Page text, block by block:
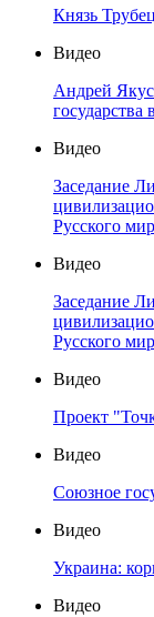
Князь
Видео
Андрей
Видео
Заседание
Русского
Видео
Заседание
Русского
Видео
Проект
Видео
Союзное
Видео
Украина:
Видео